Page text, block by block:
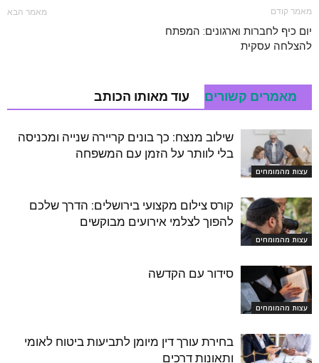
מאמר קודם
יום כיף לחברות וארגונים: המפתח
להצלחה עסקית
מאמר הבא
מאמרים קשורים עוד מאותו הכותב
עצות מהמומחים
שילוב מנצח: כך בונים קריירה שנייה ומכניסה
בלי לוותר על הזמן עם המשפחה
עצות מהמומחים
קורס צילום מקצועי בירושלים: הדרך שלכם
להפוך לצלמי אירועים מבוקשים
עצות מהמומחים
סידור עם הקדשה
בחירת עורך דין מיומן לתביעות ביטוח לאומי
ותאונות דרכים